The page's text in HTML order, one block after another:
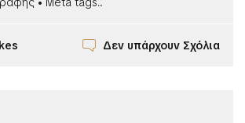
Δεν υπάρχουν Σχόλια